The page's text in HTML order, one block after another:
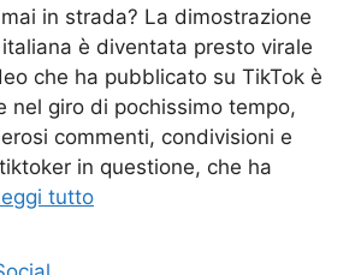
in strada? La dimostrazione
è diventata presto virale
che ha pubblicato su TikTok è
nel giro di pochissimo tempo,
commenti, condivisioni e
in questione, che ha
tutto